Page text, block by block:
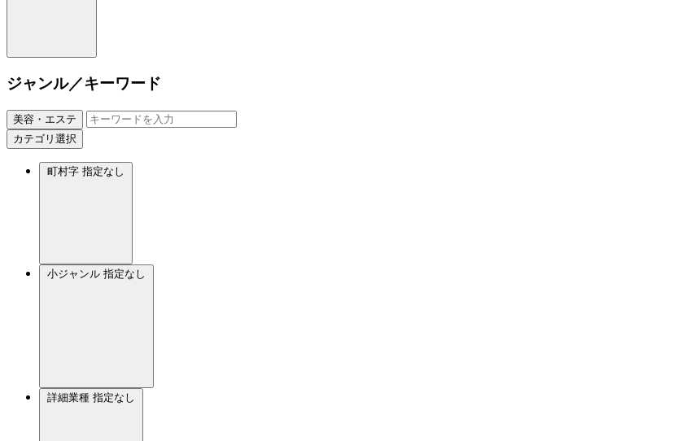
ジャンル／キーワード
美容・エステ
カテゴリ選択
町村字 指定なし
小ジャンル 指定なし
詳細業種 指定なし